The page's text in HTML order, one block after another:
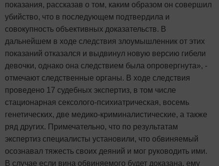
показания, рассказав о том, каким образом он совершил
убийство, что в последующем подтвердила и
совокупность объективных доказательств. В
дальнейшем в ходе следствия злоумышленник от этих
показаний отказался и выдвинул новую версию гибели
девочки, однако она следствием была опровергнута», -
отмечают следственные органы. В ходе следствия
проведено 17 судебных экспертиз, в том числе
стационарная сексолого-психиатрическая, восемь
генетических, две медико-криминалистические, а также
ряд других. Примечательно, что по результатам
экспертиз специалисты установили, что обвиняемый
осознавал тяжесть своих деяний и мог руководить ими.
В случае если вина обвиняемого будет доказана, ему